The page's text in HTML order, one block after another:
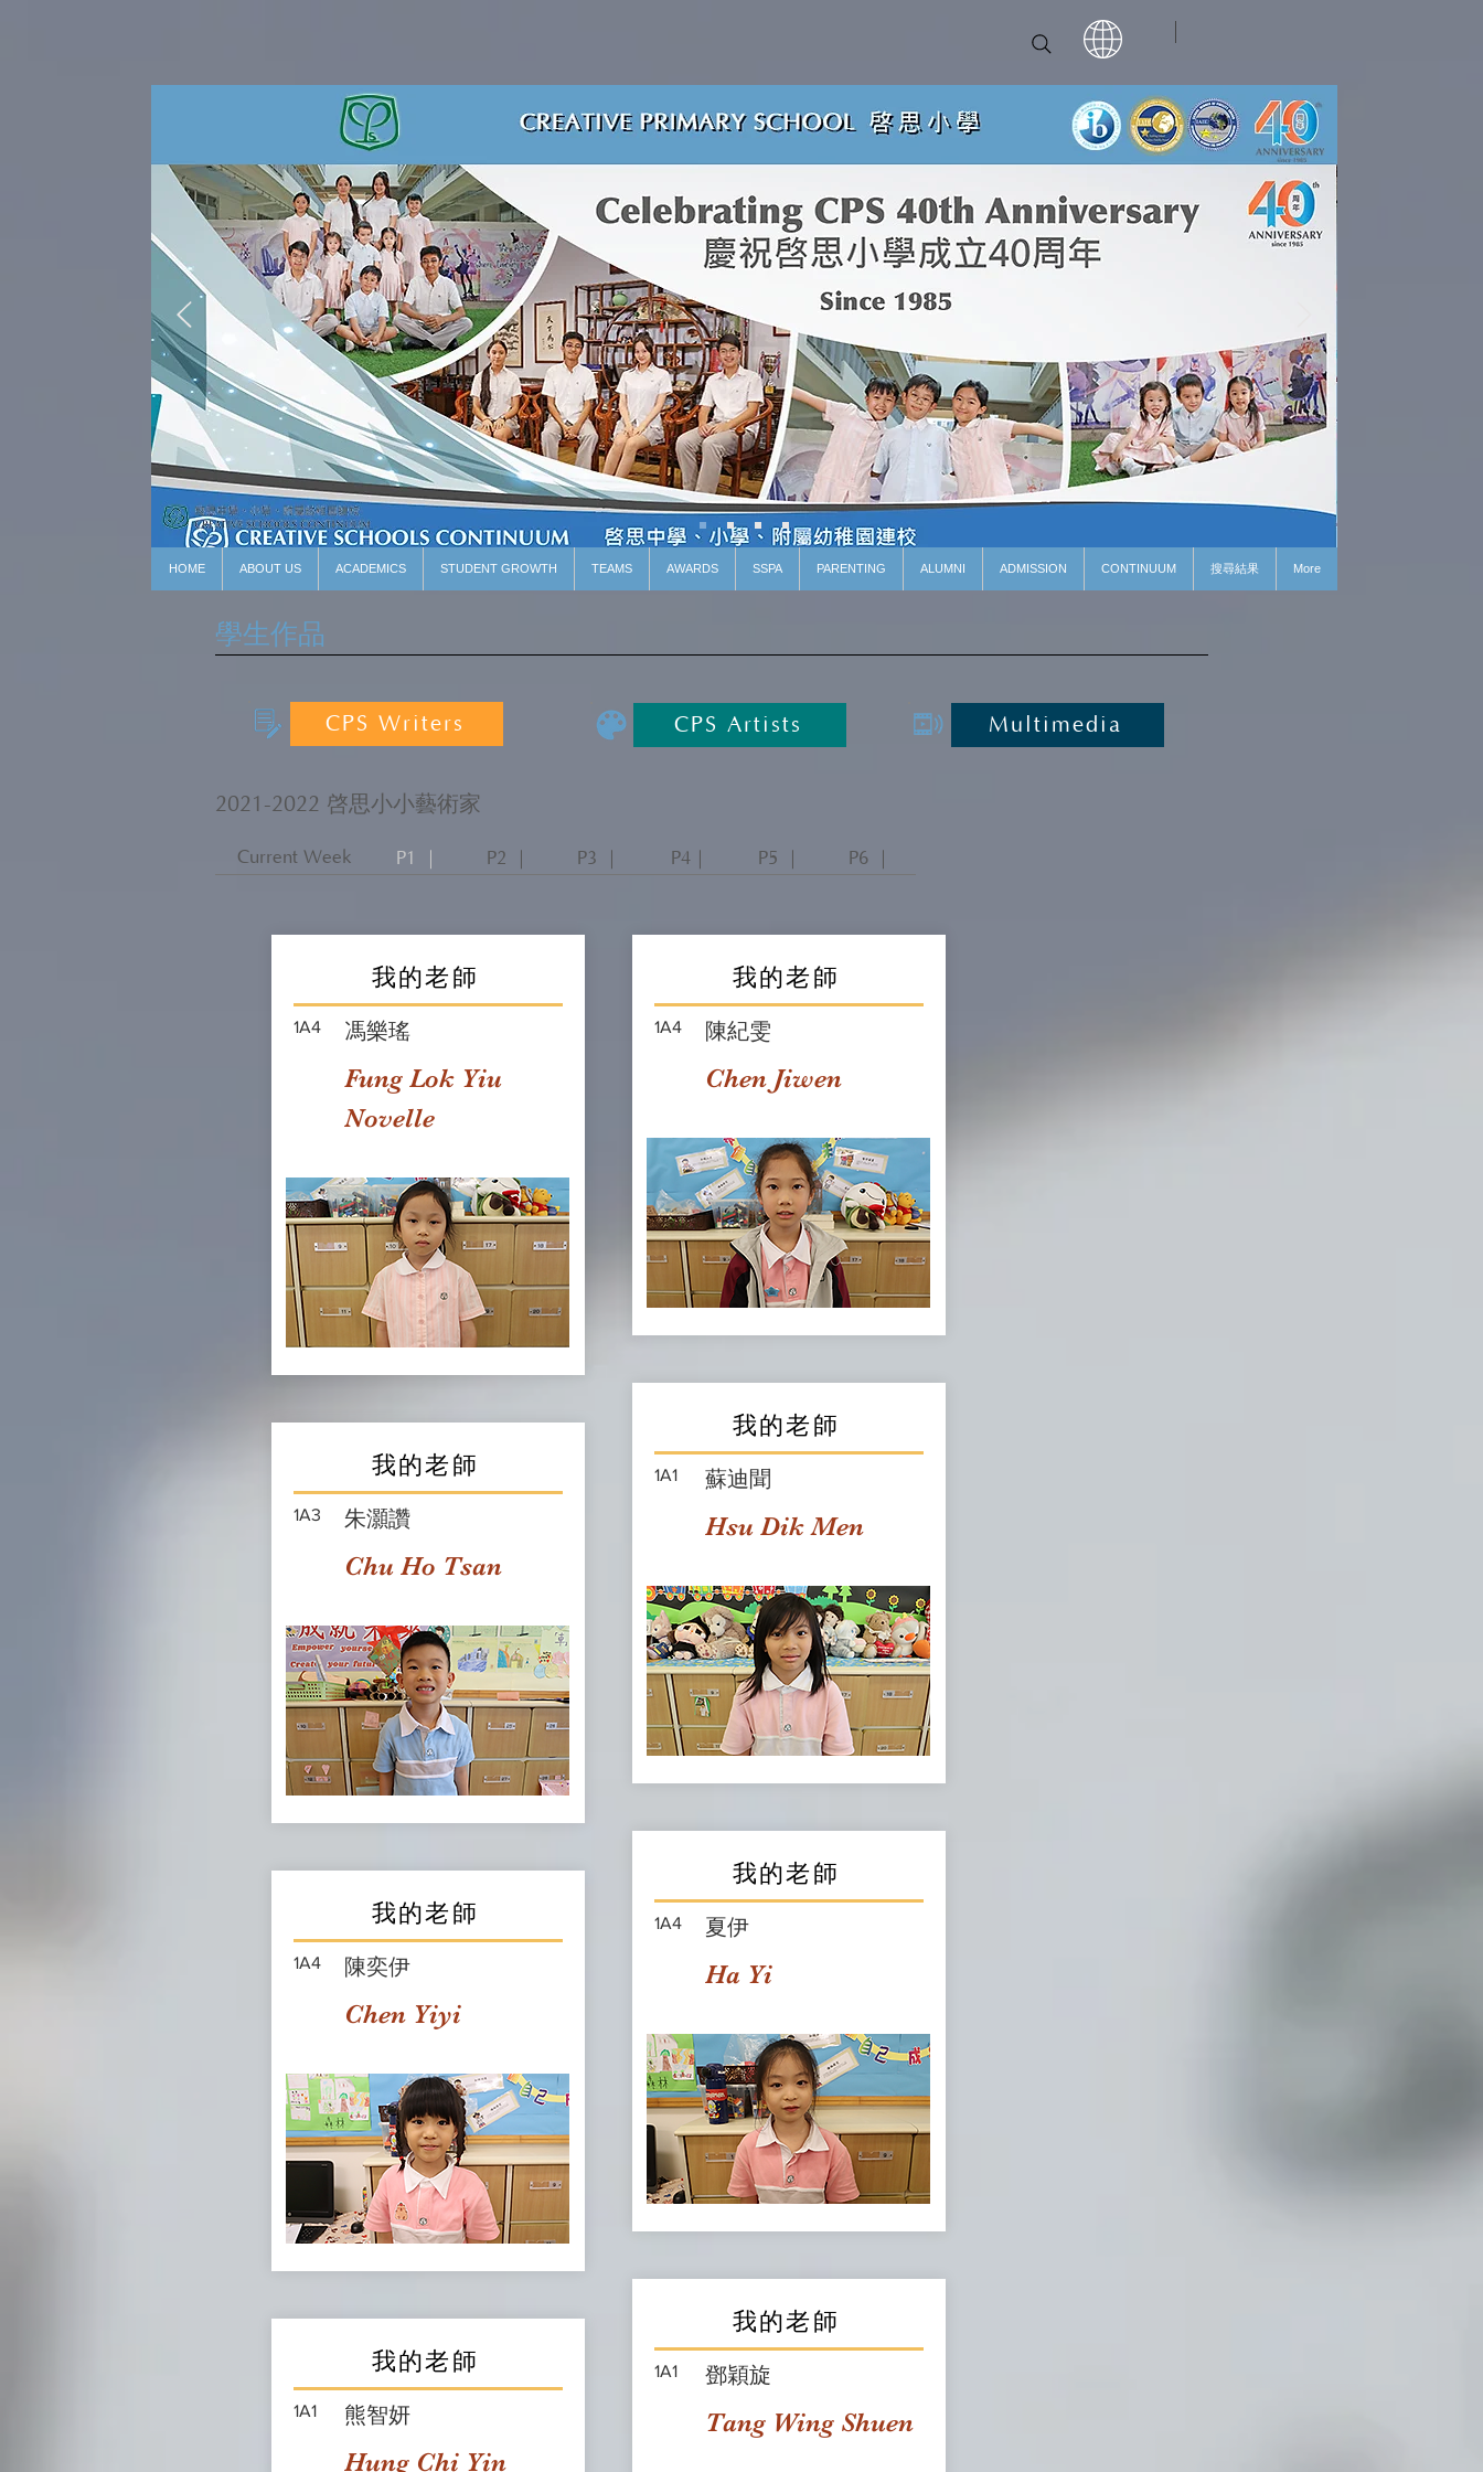
HOME ABOUT US ACADEMICS STUDENT GROWTH TEAMS AWARDS SSPA PARENTING ALUMNI ADMISSION CONTINUUM 搜尋結果 More
學生作品
CPS Writers CPS Artists Multimedia
2021-2022 啓思小小藝術家
Current Week P1 ｜ P2 ｜ P3 ｜ P4｜ P5 ｜ P6 ｜
我的老師
1A4 馮樂瑤
Fung Lok Yiu
Novelle
我的老師
1A3 朱灝讚
Chu Ho Tsan
我的老師
1A4 陳奕伊
Chen Yiyi
我的老師
1A1 熊智妍
Hung Chi Yin
我的老師
1A4 陳紀雯
Chen Jiwen
我的老師
1A1 蘇迪聞
Hsu Dik Men
我的老師
1A4 夏伊
Ha Yi
我的老師
1A1 鄧穎旋
Tang Wing Shuen